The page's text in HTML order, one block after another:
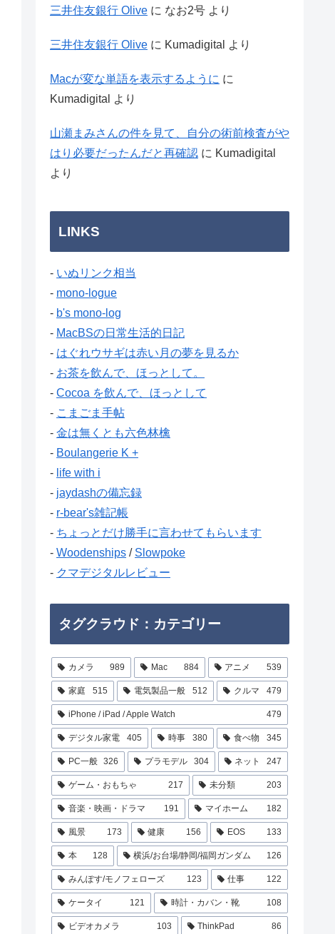
三井住友銀行 Olive に なお2号 より
三井住友銀行 Olive に Kumadigital より
Macが変な単語を表示するように に
Kumadigital
より
山瀬まみさんの件を見て、自分の術前検査がや
はり必要だったんだと再確認 に Kumadigital
より
LINKS
- いぬリンク相当
- mono-logue
- b's mono-log
- MacBSの日常生活的日記
- はぐれウサギは赤い月の夢を見るか
- お茶を飲んで、ほっとして。
- Cocoa を飲んで、ほっとして
- こまごま手帖
- 金は無くとも六色林檎
- Boulangerie K +
- life with i
- jaydashの備忘録
- r-bear's雑記帳
- ちょっとだけ勝手に言わせてもらいます
- Woodenships / Slowpoke
- クマデジタルレビュー
タグクラウド：カテゴリー
カメラ 989 Mac 884 アニメ 539
家庭 515 電気製品一般 512 クルマ 479
iPhone / iPad / Apple Watch 479
デジタル家電 405 時事 380 食べ物 345
PC一般 326 プラモデル 304 ネット 247
ゲーム・おもちゃ 217 未分類 203
音楽・映画・ドラマ 191 マイホーム 182
風景 173 健康 156 EOS 133
本 128 横浜/お台場/静岡/福岡ガンダム 126
みんぽす/モノフェローズ 123 仕事 122
ケータイ 121 時計・カバン・靴 108
ビデオカメラ 103 ThinkPad 86